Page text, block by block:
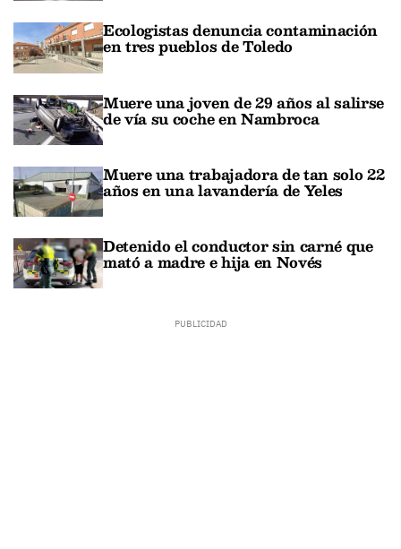
Ecologistas denuncia contaminación
en tres pueblos de Toledo
Muere una joven de 29 años al salirse
de vía su coche en Nambroca
Muere una trabajadora de tan solo 22
años en una lavandería de Yeles
Detenido el conductor sin carné que
mató a madre e hija en Novés